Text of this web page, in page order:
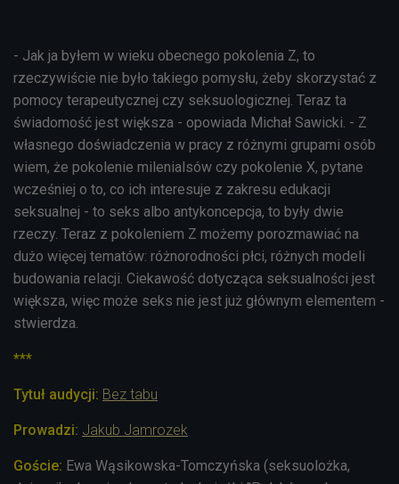
- Jak ja byłem w wieku obecnego pokolenia Z, to
rzeczywiście nie było takiego pomysłu, żeby skorzystać z
pomocy terapeutycznej czy seksuologicznej. Teraz ta
świadomość jest większa - opowiada Michał Sawicki. - Z
własnego doświadczenia w pracy z różnymi grupami osób
wiem, że pokolenie milenialsów czy pokolenie X, pytane
wcześniej o to, co ich interesuje z zakresu edukacji
seksualnej - to seks albo antykoncepcja, to były dwie
rzeczy. Teraz z pokoleniem Z możemy porozmawiać na
dużo więcej tematów: różnorodności płci, różnych modeli
budowania relacji. Ciekawość dotycząca seksualności jest
większa, więc może seks nie jest już głównym elementem -
stwierdza.
***
Tytuł audycji: Bez tabu
Prowadzi: Jakub Jamrozek
Goście: Ewa Wąsikowska-Tomczyńska (seksuolożka,